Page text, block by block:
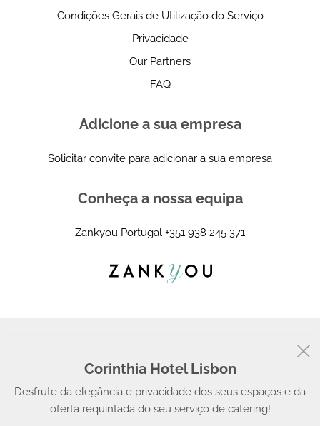
Corinthia Hotel Lisbon
Desfrute da elegância e privacidade dos seus espaços e da
oferta requintada do seu serviço de catering!
Condições Gerais de Utilização do Serviço
Privacidade
Our Partners
FAQ
Adicione a sua empresa
Solicitar convite para adicionar a sua empresa
Conheça a nossa equipa
Zankyou Portugal +351 938 245 371
© 2008 - 2026, Zankyou